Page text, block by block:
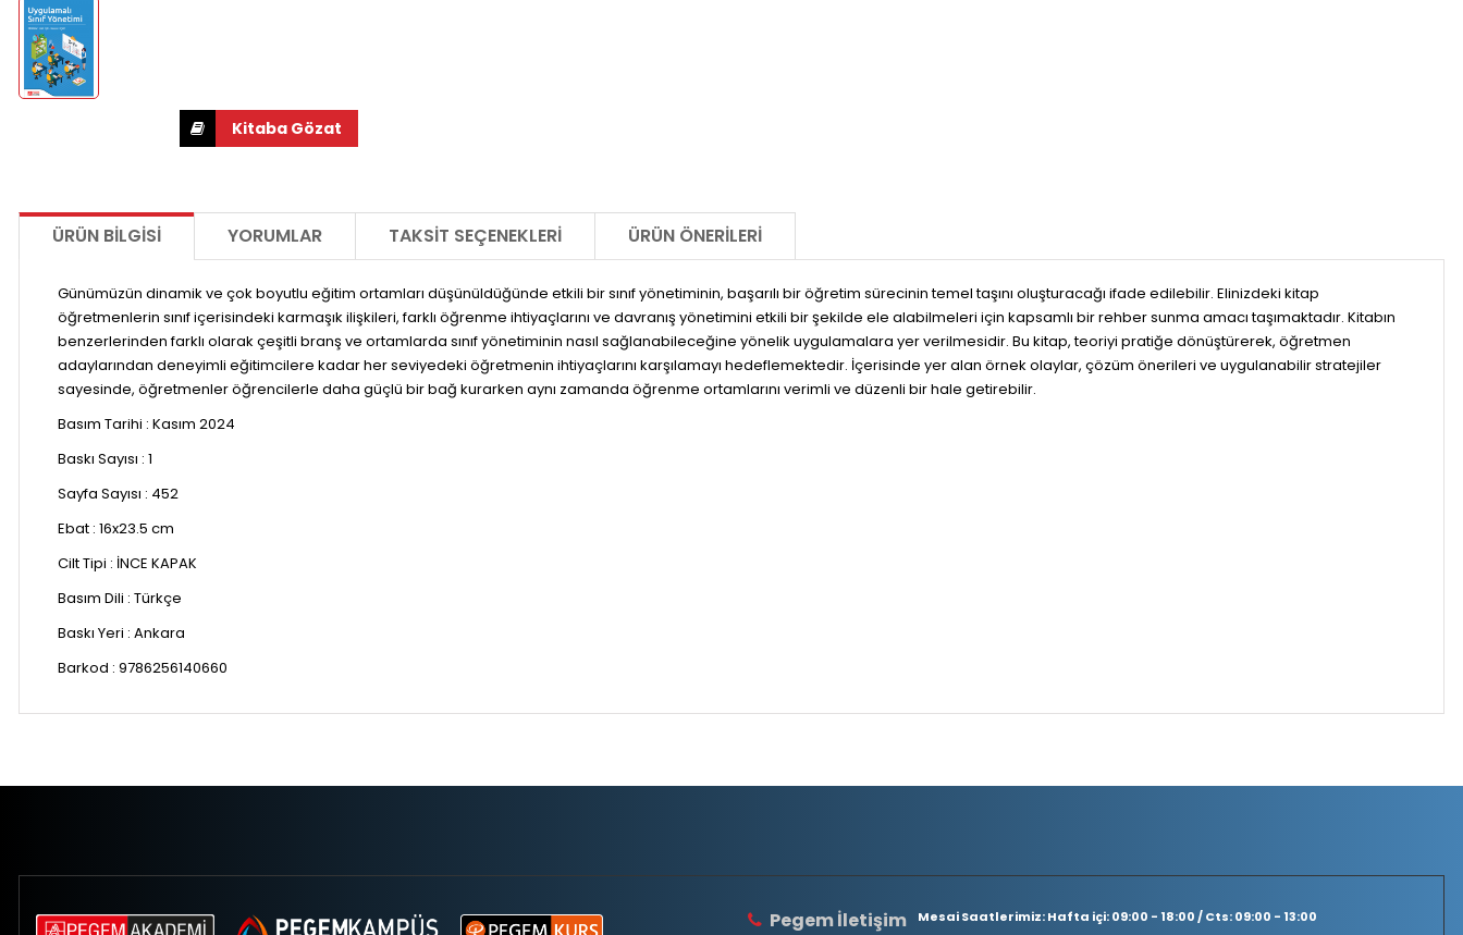
ÜRÜN BILGISI YORUMLAR TAKSIT SEÇENEKLERI ÜRÜN ÖNERILERI
Günümüzün dinamik ve çok boyutlu eğitim ortamları düşünüldüğünde etkili bir sınıf yönetiminin, başarılı bir öğretim sürecinin temel taşını oluşturacağı ifade edilebilir. Elinizdeki kitap
öğretmenlerin sınıf içerisindeki karmaşık ilişkileri, farklı öğrenme ihtiyaçlarını ve davranış yönetimini etkili bir şekilde ele alabilmeleri için kapsamlı bir rehber sunma amacı taşımaktadır. Kitabın
benzerlerinden farklı olarak çeşitli branş ve ortamlarda sınıf yönetiminin nasıl sağlanabileceğine yönelik uygulamalara yer verilmesidir. Bu kitap, teoriyi pratiğe dönüştürerek, öğretmen
adaylarından deneyimli eğitimcilere kadar her seviyedeki öğretmenin ihtiyaçlarını karşılamayı hedeflemektedir. İçerisinde yer alan örnek olaylar, çözüm önerileri ve uygulanabilir stratejiler
sayesinde, öğretmenler öğrencilerle daha güçlü bir bağ kurarken aynı zamanda öğrenme ortamlarını verimli ve düzenli bir hale getirebilir.
Basım Tarihi : Kasım 2024
Baskı Sayısı : 1
Sayfa Sayısı : 452
Ebat : 16x23.5 cm
Cilt Tipi : İNCE KAPAK
Basım Dili : Türkçe
Baskı Yeri : Ankara
Barkod : 9786256140660
Pegem İletişim Mesai Saatlerimiz: Hafta içi: 09:00 - 18:00 / Cts: 09:00 - 13:00